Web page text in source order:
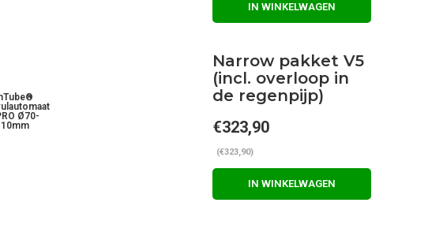
IN WINKELWAGEN
Ø70-
Narrow pakket V5
(incl. overloop in
de regenpijp)
€323,90
(€323,90)
IN WINKELWAGEN